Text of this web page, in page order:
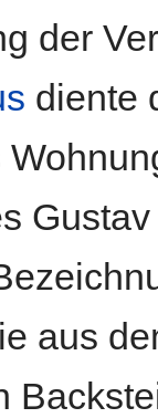
der
diente
aus